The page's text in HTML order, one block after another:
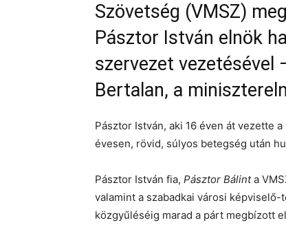
Szövetség (VMSZ)
Pásztor István elnök
szervezet vezetésével
Bertalan, a
Pásztor István, aki 16 éven át vezette
évesen, rövid, súlyos betegség után
Pásztor István fia, Pásztor Bálinta
valamint a szabadkai városi
közgyűléséig marad a párt megbízott